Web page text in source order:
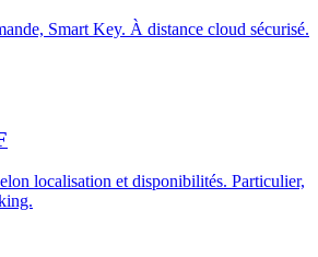
Smart Key. À distance cloud sécurisé.
localisation et disponibilités. Particulier,